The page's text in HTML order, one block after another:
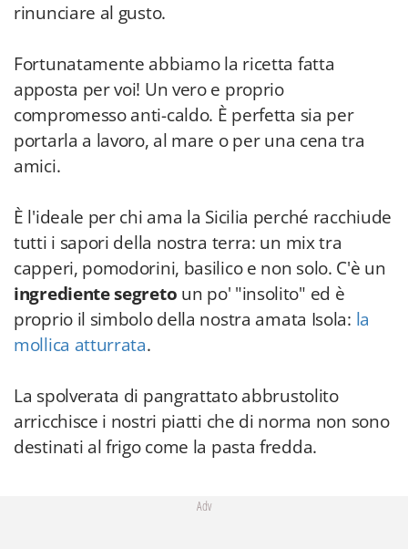
rinunciare al gusto.
Fortunatamente abbiamo la ricetta fatta
apposta per voi! Un vero e proprio
compromesso anti-caldo. È perfetta sia per
portarla a lavoro, al mare o per una cena tra
amici.
È l'ideale per chi ama la Sicilia perché racchiude
tutti i sapori della nostra terra: un mix tra
capperi, pomodorini, basilico e non solo. C'è un
ingrediente segreto un po' "insolito" ed è
proprio il simbolo della nostra amata Isola: la
mollica atturrata.
La spolverata di pangrattato abbrustolito
arricchisce i nostri piatti che di norma non sono
destinati al frigo come la pasta fredda.
Adv